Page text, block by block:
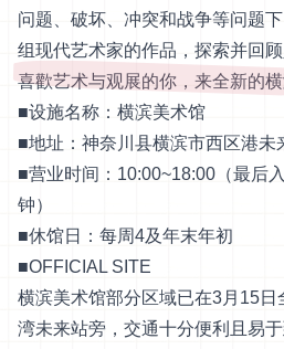
问题、破坏、冲突和战争等问题
组现代艺术家的作品，探索并回顾
喜歡艺术与观展的你，来全新的
■设施名称：横滨美术馆
■地址：神奈川县横滨市西区港未
■营业时间：10:00~18:00（最后
钟）
■休馆日：每周4及年末年初
■OFFICIAL SITE
横滨美术馆部分区域已在3月15
湾未来站旁，交通十分便利且易